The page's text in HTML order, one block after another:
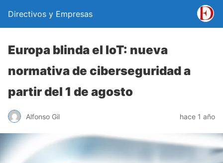
Directivos y Empresas
Europa blinda el IoT: nueva
normativa de ciberseguridad a
partir del 1 de agosto
Alfonso Gil hace 1 año